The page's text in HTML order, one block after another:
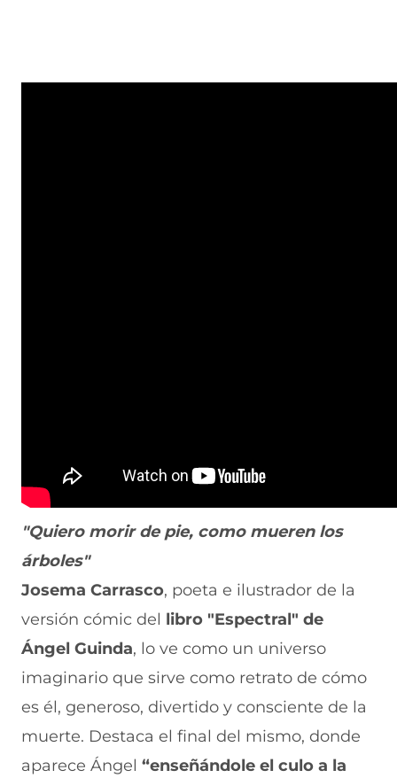
"Quiero morir de pie, como mueren los
árboles"
Josema Carrasco, poeta e ilustrador de la
versión cómic del libro "Espectral" de
Ángel Guinda, lo ve como un universo
imaginario que sirve como retrato de cómo
es él, generoso, divertido y consciente de la
muerte. Destaca el final del mismo, donde
aparece Ángel “enseñándole el culo a la